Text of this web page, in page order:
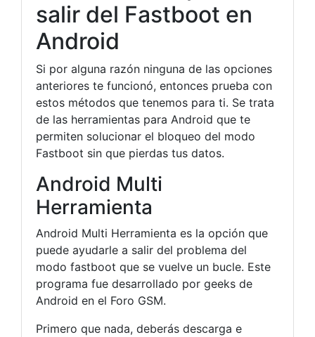
salir del Fastboot en
Android
Si por alguna razón ninguna de las opciones
anteriores te funcionó, entonces prueba con
estos métodos que tenemos para ti. Se trata
de las herramientas para Android que te
permiten solucionar el bloqueo del modo
Fastboot sin que pierdas tus datos.
Android Multi
Herramienta
Android Multi Herramienta es la opción que
puede ayudarle a salir del problema del
modo fastboot que se vuelve un bucle. Este
programa fue desarrollado por geeks de
Android en el Foro GSM.
Primero que nada, deberás descarga e